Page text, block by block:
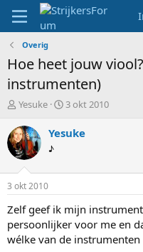
Overig
Hoe heet jouw
instrumenten)
T
p
i
c
s
t
a
r
e
r
Yesuke
S
a
t
u
3 okt 2010
Yesuke
♪
3 okt 2010
Zelf geef ik mijn
persoonlijker voor me en
wélke van de instrumenten